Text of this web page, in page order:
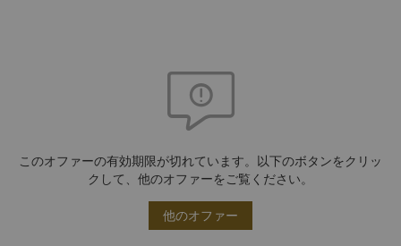
このオファーの有効期限が切れています。以下のボタンをクリッ
クして、他のオファーをご覧ください。
他のオファー